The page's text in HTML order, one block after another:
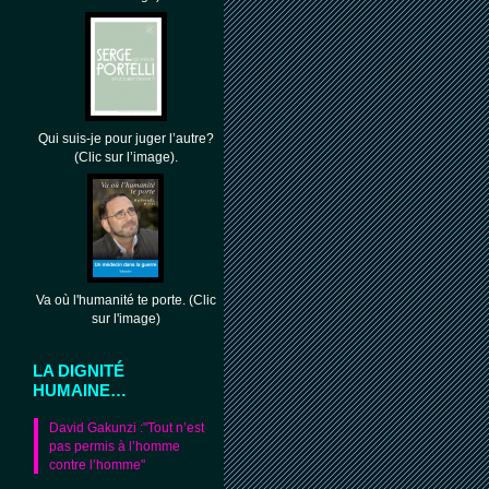
Qui suis-je pour juger l’autre?
(Clic sur l’image).
Va où l'humanité te porte. (Clic
sur l'image)
LA DIGNITÉ
HUMAINE…
David Gakunzi :"Tout n’est
pas permis à l’homme
contre l’homme"